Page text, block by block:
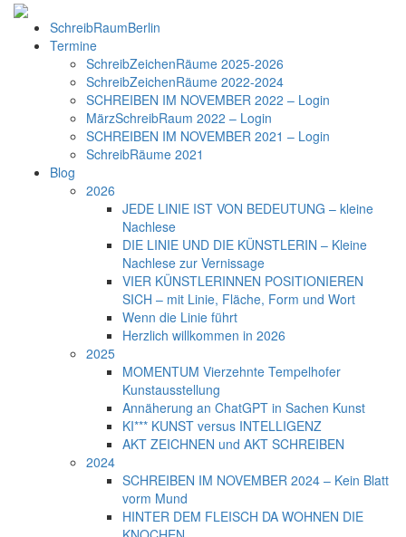
SchreibRaumBerlin
Termine
SchreibZeichenRäume 2025-2026
SchreibZeichenRäume 2022-2024
SCHREIBEN IM NOVEMBER 2022 – Login
MärzSchreibRaum 2022 – Login
SCHREIBEN IM NOVEMBER 2021 – Login
SchreibRäume 2021
Blog
2026
JEDE LINIE IST VON BEDEUTUNG – kleine
Nachlese
DIE LINIE UND DIE KÜNSTLERIN – Kleine
Nachlese zur Vernissage
VIER KÜNSTLERINNEN POSITIONIEREN
SICH – mit Linie, Fläche, Form und Wort
Wenn die Linie führt
Herzlich willkommen in 2026
2025
MOMENTUM Vierzehnte Tempelhofer
Kunstausstellung
Annäherung an ChatGPT in Sachen Kunst
KI*** KUNST versus INTELLIGENZ
AKT ZEICHNEN und AKT SCHREIBEN
2024
SCHREIBEN IM NOVEMBER 2024 – Kein Blatt
vorm Mund
HINTER DEM FLEISCH DA WOHNEN DIE